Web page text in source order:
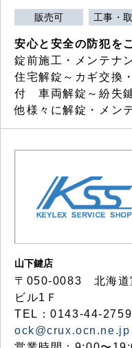
販売可 工事・
安心と安全の防犯を
錠前施工・メンテナ
住宅解錠～カギ交換
付 車両解錠～紛失
他様々に解錠・メン
山下鍵店
〒050-0083 北海
ビル1Ｆ
TEL：0143-44-
ock@crux.ocn.ne.jp